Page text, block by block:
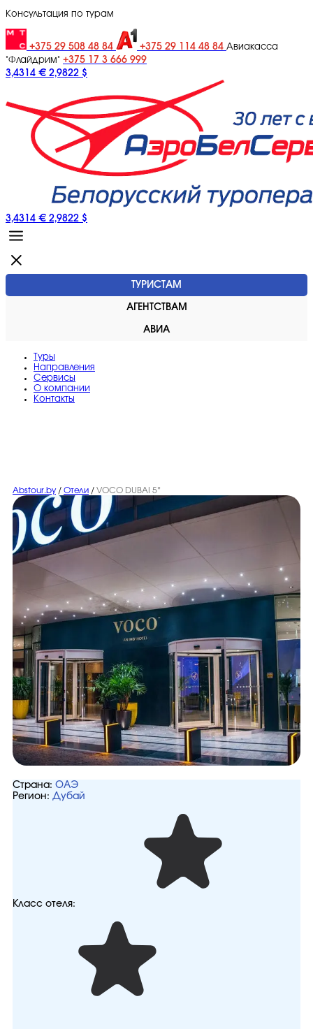
Консультация по турам
+375 29 508 48 84 +375 29 114 48 84 Авиакасса
"Флайдрим" +375 17 3 666 999
3,4314 € 2,9822 $
3,4314 € 2,9822 $
ТУРИСТАМ
АГЕНТСТВАМ
АВИА
Туры
Направления
Сервисы
O компании
Контакты
Abstour.by / Отели / VOCO DUBAI 5*
Страна: ОАЭ
Регион: Дубай
Класс отеля: